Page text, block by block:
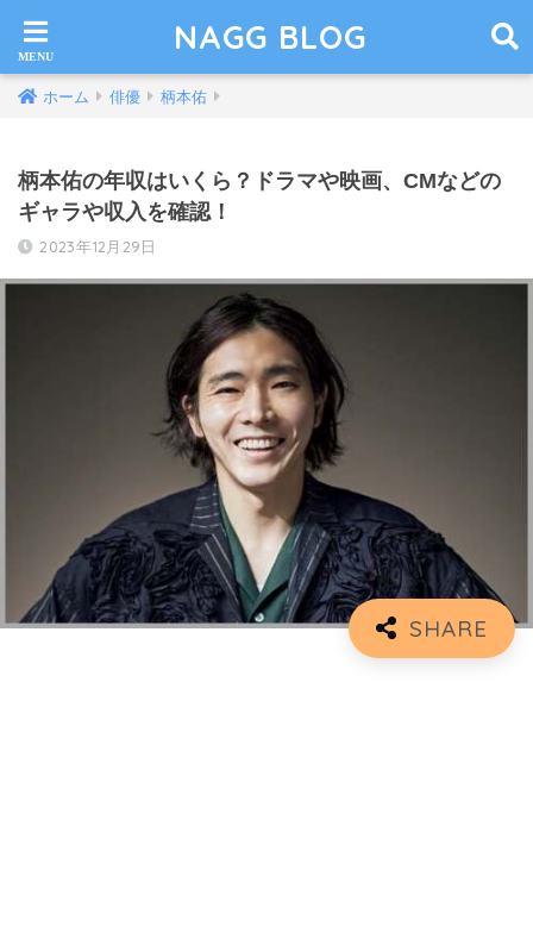
NAGG BLOG
ホーム 俳優 柄本佑
柄本佑の年収はいくら？ドラマや映画、CMなどの
ギャラや収入を確認！
2023年12月29日